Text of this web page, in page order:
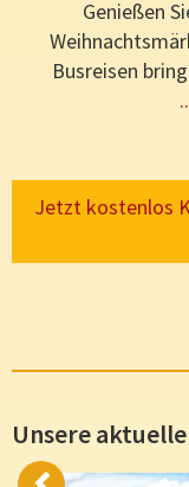
Entdecken Sie
Weihnachten
Tage in
Jetzt kostenlos
Unsere